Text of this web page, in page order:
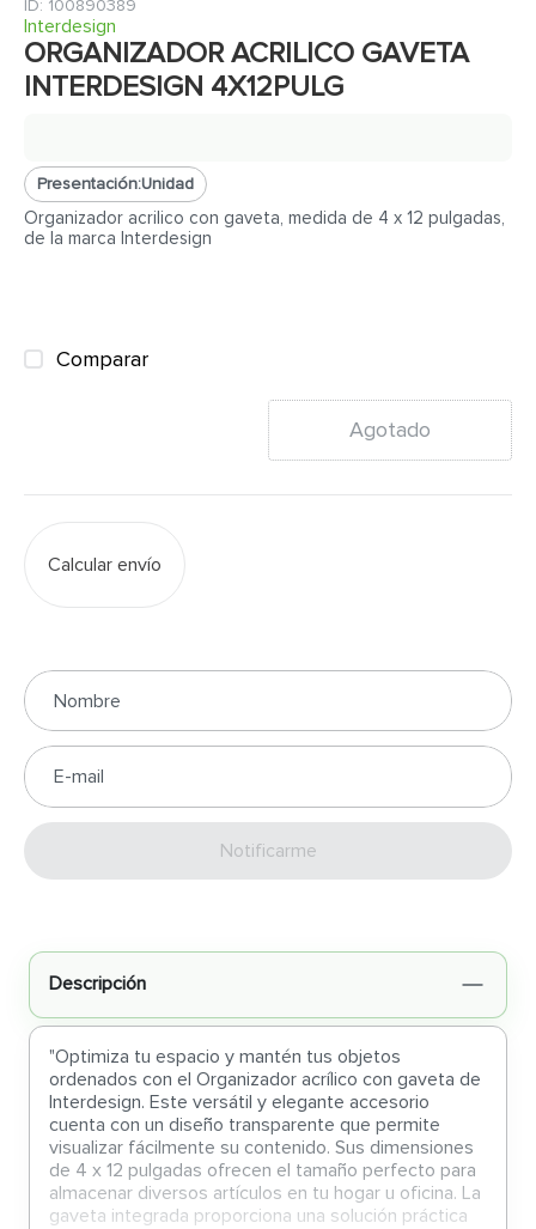
: 100890389
Interdesign
ORGANIZADOR ACRILICO GAVETA
INTERDESIGN 4X12PULG
Presentación:Unidad
Organizador acrilico con gaveta, medida de 4 x 12 pulgadas,
de la marca Interdesign
Comparar
Agotado
Calcular envío
Enviar
Descripción
"Optimiza tu espacio y mantén tus objetos
ordenados con el Organizador acrílico con gaveta de
Interdesign. Este versátil y elegante accesorio
cuenta con un diseño transparente que permite
visualizar fácilmente su contenido. Sus dimensiones
de 4 x 12 pulgadas ofrecen el tamaño perfecto para
almacenar diversos artículos en tu hogar u oficina. La
gaveta integrada proporciona una solución práctica
8.
azulejo
9.
pantry